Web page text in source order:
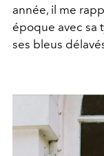
année, il me
époque avec sa
ses bleus